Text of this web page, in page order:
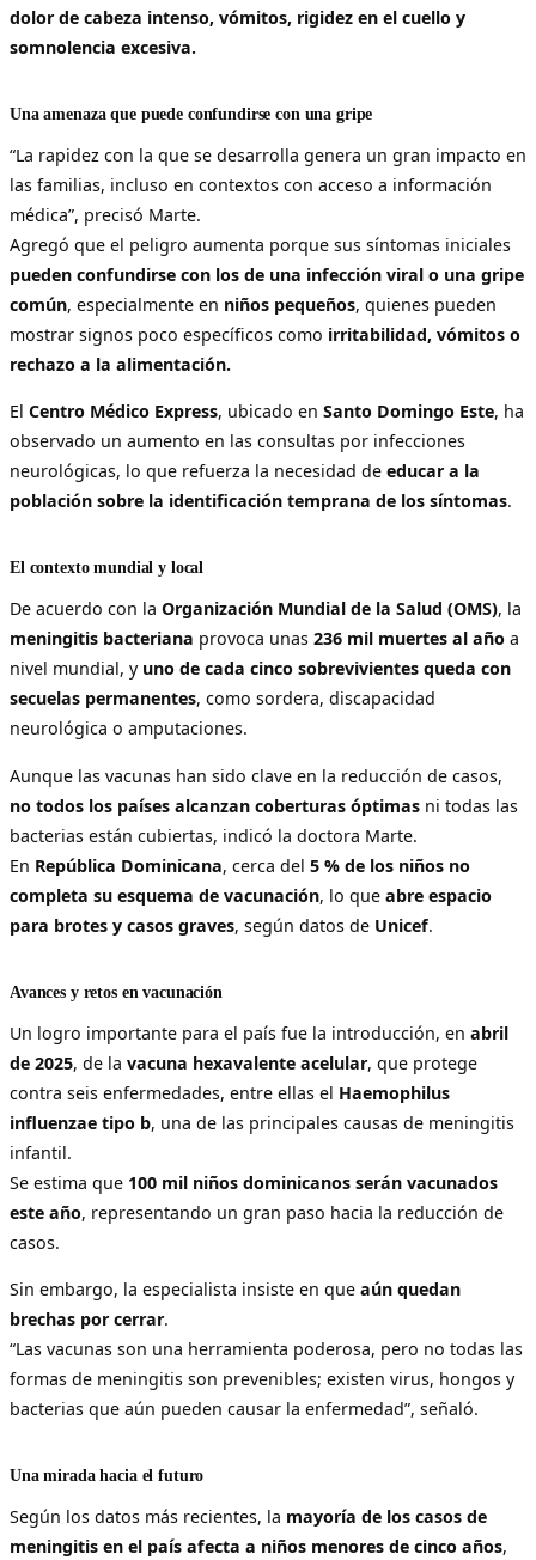
dolor de cabeza intenso, vómitos, rigidez en el cuello y
somnolencia excesiva.
Una amenaza que puede confundirse con una gripe
“La rapidez con la que se desarrolla genera un gran impacto en
las familias, incluso en contextos con acceso a información
médica”, precisó Marte.
Agregó que el peligro aumenta porque sus síntomas iniciales
pueden confundirse con los de una infección viral o una gripe
común, especialmente en niños pequeños, quienes pueden
mostrar signos poco específicos como irritabilidad, vómitos o
rechazo a la alimentación.
El Centro Médico Express, ubicado en Santo Domingo Este, ha
observado un aumento en las consultas por infecciones
neurológicas, lo que refuerza la necesidad de educar a la
población sobre la identificación temprana de los síntomas.
El contexto mundial y local
De acuerdo con la Organización Mundial de la Salud (OMS), la
meningitis bacteriana provoca unas 236 mil muertes al año a
nivel mundial, y uno de cada cinco sobrevivientes queda con
secuelas permanentes, como sordera, discapacidad
neurológica o amputaciones.
Aunque las vacunas han sido clave en la reducción de casos,
no todos los países alcanzan coberturas óptimas ni todas las
bacterias están cubiertas, indicó la doctora Marte.
En República Dominicana, cerca del 5 % de los niños no
completa su esquema de vacunación, lo que abre espacio
para brotes y casos graves, según datos de Unicef.
Avances y retos en vacunación
Un logro importante para el país fue la introducción, en abril
de 2025, de la vacuna hexavalente acelular, que protege
contra seis enfermedades, entre ellas el Haemophilus
influenzae tipo b, una de las principales causas de meningitis
infantil.
Se estima que 100 mil niños dominicanos serán vacunados
este año, representando un gran paso hacia la reducción de
casos.
Sin embargo, la especialista insiste en que aún quedan
brechas por cerrar.
“Las vacunas son una herramienta poderosa, pero no todas las
formas de meningitis son prevenibles; existen virus, hongos y
bacterias que aún pueden causar la enfermedad”, señaló.
Una mirada hacia el futuro
Según los datos más recientes, la mayoría de los casos de
meningitis en el país afecta a niños menores de cinco años,